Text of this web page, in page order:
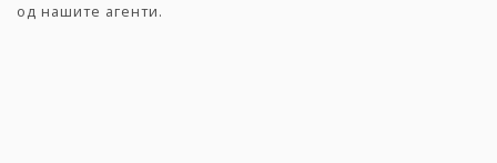
од нашите агенти.